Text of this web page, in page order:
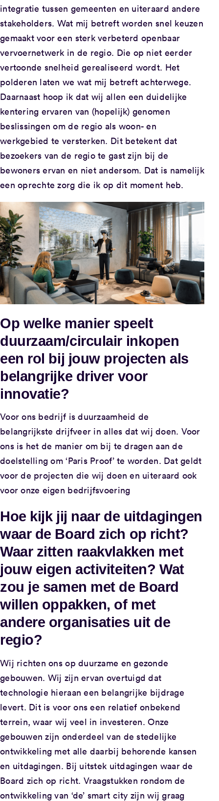
integratie tussen gemeenten en uiteraard andere
stakeholders. Wat mij betreft worden snel keuzen
gemaakt voor een sterk verbeterd openbaar
vervoernetwerk in de regio. Die op niet eerder
vertoonde snelheid gerealiseerd wordt. Het
polderen laten we wat mij betreft achterwege.
Daarnaast hoop ik dat wij allen een duidelijke
kentering ervaren van (hopelijk) genomen
beslissingen om de regio als woon- en
werkgebied te versterken. Dit betekent dat
bezoekers van de regio te gast zijn bij de
bewoners ervan en niet andersom. Dat is namelijk
een oprechte zorg die ik op dit moment heb.
Op welke manier speelt
duurzaam/circulair inkopen
een rol bij jouw projecten als
belangrijke driver voor
innovatie?
Voor ons bedrijf is duurzaamheid de
belangrijkste drijfveer in alles dat wij doen. Voor
ons is het de manier om bij te dragen aan de
doelstelling om ‘Paris Proof’ te worden. Dat geldt
voor de projecten die wij doen en uiteraard ook
voor onze eigen bedrijfsvoering
Hoe kijk jij naar de uitdagingen
waar de Board zich op richt?
Waar zitten raakvlakken met
jouw eigen activiteiten? Wat
zou je samen met de Board
willen oppakken, of met
andere organisaties uit de
regio?
Wij richten ons op duurzame en gezonde
gebouwen. Wij zijn ervan overtuigd dat
technologie hieraan een belangrijke bijdrage
levert. Dit is voor ons een relatief onbekend
terrein, waar wij veel in investeren. Onze
gebouwen zijn onderdeel van de stedelijke
ontwikkeling met alle daarbij behorende kansen
en uitdagingen. Bij uitstek uitdagingen waar de
Board zich op richt. Vraagstukken rondom de
ontwikkeling van ‘de’ smart city zijn wij graag